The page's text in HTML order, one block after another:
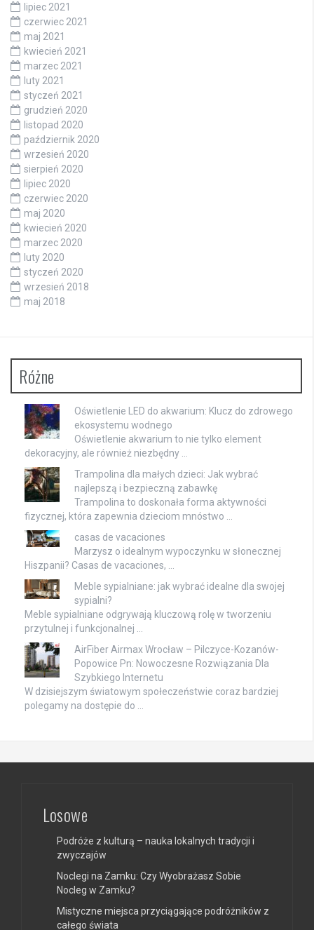
lipiec 2021
czerwiec 2021
maj 2021
kwiecień 2021
marzec 2021
luty 2021
styczeń 2021
grudzień 2020
listopad 2020
październik 2020
wrzesień 2020
sierpień 2020
lipiec 2020
czerwiec 2020
maj 2020
kwiecień 2020
marzec 2020
luty 2020
styczeń 2020
wrzesień 2018
maj 2018
Różne
Oświetlenie LED do akwarium: Klucz do zdrowego
ekosystemu wodnego
Oświetlenie akwarium to nie tylko element
dekoracyjny, ale również niezbędny …
Trampolina dla małych dzieci: Jak wybrać
najlepszą i bezpieczną zabawkę
Trampolina to doskonała forma aktywności
fizycznej, która zapewnia dzieciom mnóstwo …
casas de vacaciones
Marzysz o idealnym wypoczynku w słonecznej
Hiszpanii? Casas de vacaciones, …
Meble sypialniane: jak wybrać idealne dla swojej
sypialni?
Meble sypialniane odgrywają kluczową rolę w tworzeniu
przytulnej i funkcjonalnej …
AirFiber Airmax Wrocław – Pilczyce-Kozanów-
Popowice Pn: Nowoczesne Rozwiązania Dla
Szybkiego Internetu
W dzisiejszym światowym społeczeństwie coraz bardziej
polegamy na dostępie do …
Losowe
Podróże z kulturą – nauka lokalnych tradycji i
zwyczajów
Noclegi na Zamku: Czy Wyobrażasz Sobie
Nocleg w Zamku?
Mistyczne miejsca przyciągające podróżników z
całego świata